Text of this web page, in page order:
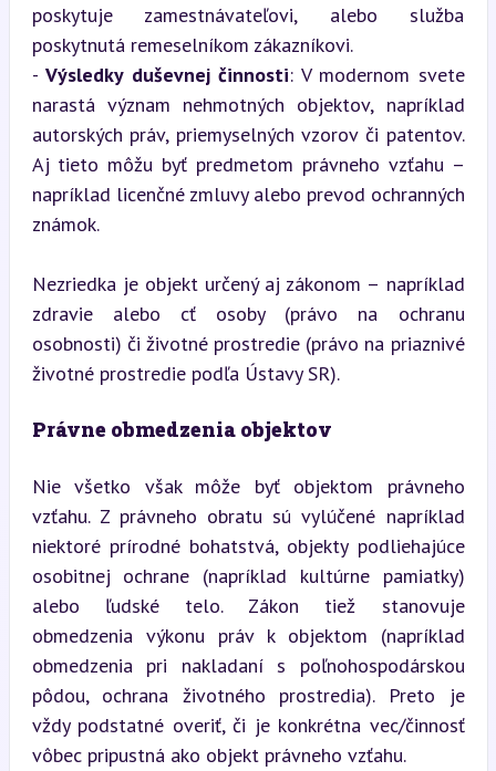
poskytuje zamestnávateľovi, alebo služba
poskytnutá remeselníkom zákazníkovi.
- Výsledky duševnej činnosti: V modernom svete
narastá význam nehmotných objektov, napríklad
autorských práv, priemyselných vzorov či patentov.
Aj tieto môžu byť predmetom právneho vzťahu –
napríklad licenčné zmluvy alebo prevod ochranných
známok.
Nezriedka je objekt určený aj zákonom – napríklad
zdravie alebo cť osoby (právo na ochranu
osobnosti) či životné prostredie (právo na priaznivé
životné prostredie podľa Ústavy SR).
Právne obmedzenia objektov
Nie všetko však môže byť objektom právneho
vzťahu. Z právneho obratu sú vylúčené napríklad
niektoré prírodné bohatstvá, objekty podliehajúce
osobitnej ochrane (napríklad kultúrne pamiatky)
alebo ľudské telo. Zákon tiež stanovuje
obmedzenia výkonu práv k objektom (napríklad
obmedzenia pri nakladaní s poľnohospodárskou
pôdou, ochrana životného prostredia). Preto je
vždy podstatné overiť, či je konkrétna vec/činnosť
vôbec pripustná ako objekt právneho vzťahu.